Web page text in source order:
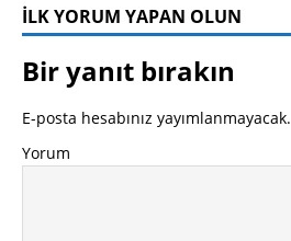
İLK YORUM YAPAN OLUN
Bir yanıt bırakın
E-posta hesabınız yayımlanmayacak.
Yorum